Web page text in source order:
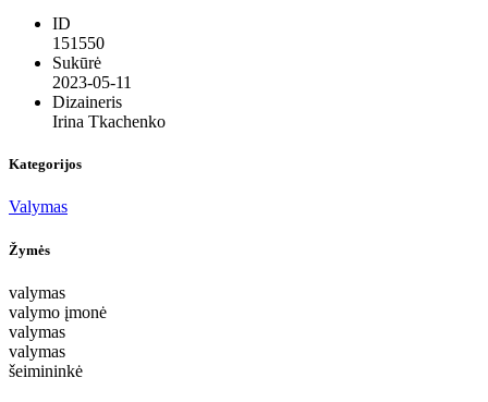
ID
151550
Sukūrė
2023-05-11
Dizaineris
Irina Tkachenko
Kategorijos
Valymas
Žymės
valymas
valymo įmonė
valymas
valymas
šeimininkė